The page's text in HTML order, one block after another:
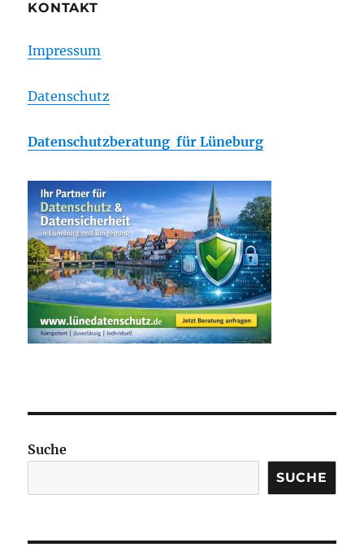
KONTAKT
Impressum
Datenschutz
Datenschutzberatung für Lüneburg
Suche
SUCHE